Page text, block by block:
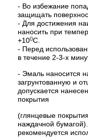
- Во избежание
защищать
- Для достижения
наносить при
+100С.
- Перед
в течение 2-3-х
- Эмаль наносится
загрунтованную и
допускается
покрытия
(глянцевые
наждачной
рекомендуется